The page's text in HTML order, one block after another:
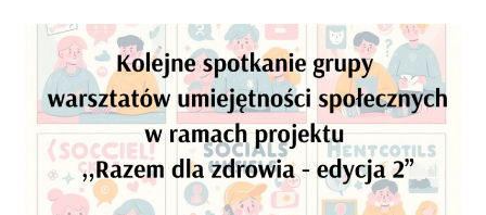
,,Razem
Dla
Zdrowia
–
Edycja
2”
04.10.2025
11:00.